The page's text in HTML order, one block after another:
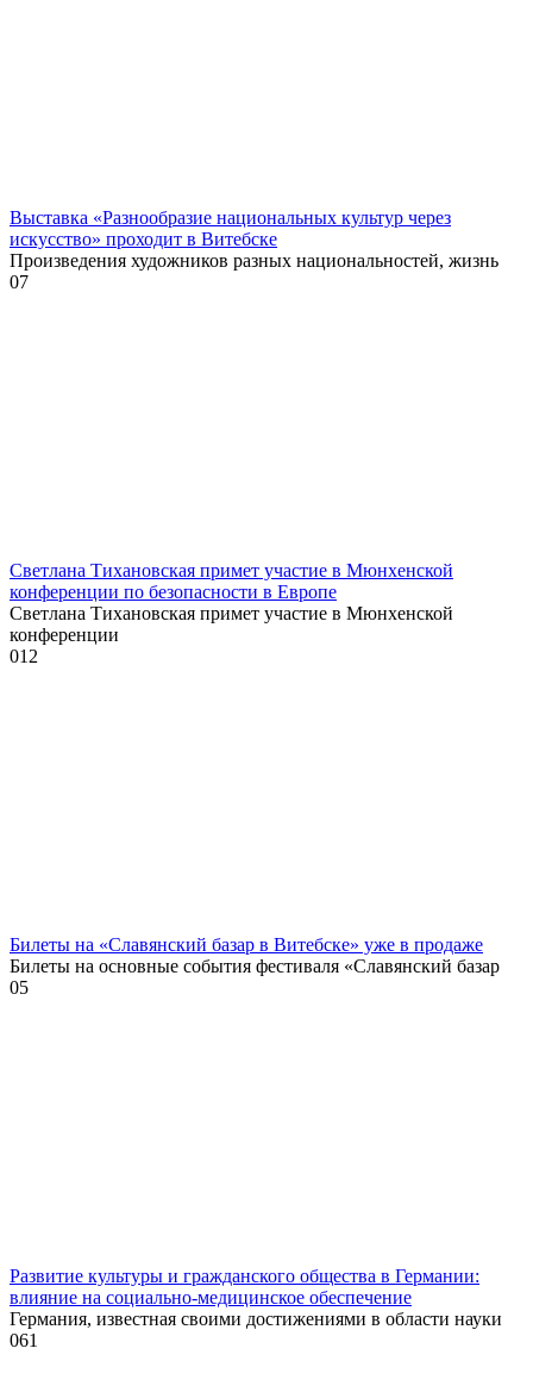
Выставка «Разнообразие национальных культур через
искусство» проходит в Витебске
Произведения художников разных национальностей, жизнь
07
Светлана Тихановская примет участие в Мюнхенской
конференции по безопасности в Европе
Светлана Тихановская примет участие в Мюнхенской
конференции
012
Билеты на «Славянский базар в Витебске» уже в продаже
Билеты на основные события фестиваля «Славянский базар
05
Развитие культуры и гражданского общества в Германии:
влияние на социально-медицинское обеспечение
Германия, известная своими достижениями в области науки
061